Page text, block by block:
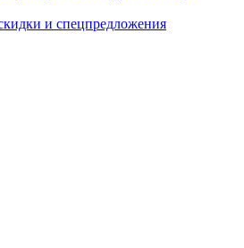
и спецпредложения